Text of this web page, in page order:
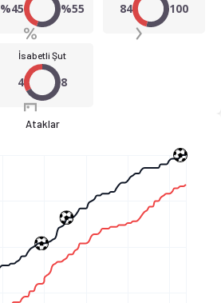
%45 %55 84 100
İsabetli Şut
4 8
Ataklar